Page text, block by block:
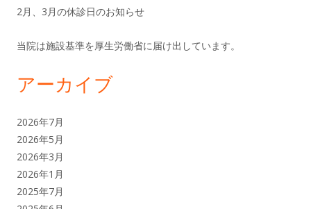
バ
ー
2月、3月の休診日のお知らせ
当院は施設基準を厚生労働省に届け出しています。
アーカイブ
2026年7月
2026年5月
2026年3月
2026年1月
2025年7月